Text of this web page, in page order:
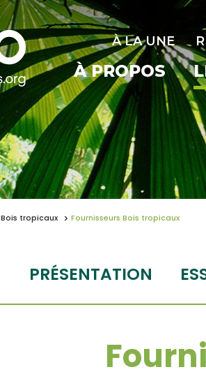
À LA UNE
À PROPOS
Bois tropicaux Fournisseurs Bois tropicaux
PRÉSENTATION